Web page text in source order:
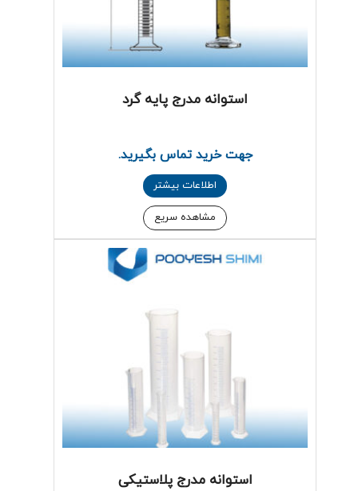
استوانه مدرج پایه گرد
جهت خرید تماس بگیرید.
اطلاعات بیشتر
مشاهده سریع
استوانه مدرج پلاستیکی